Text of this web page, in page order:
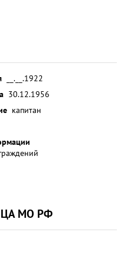
__.__.1922
30.12.1956
капитан
ЦА МО РФ